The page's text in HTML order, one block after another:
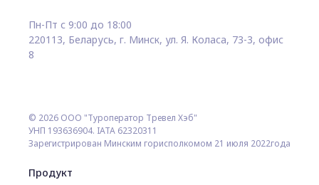
Пн-Пт с 9:00 до 18:00
220113, Беларусь, г. Минск, ул. Я. Коласа, 73-3, офис
8
© 2026 ООО "Туроператор Тревел Хэб"
УНП 193636904. IATA 62320311
Зарегистрирован Минским горисполкомом 21 июля 2022года
Продукт